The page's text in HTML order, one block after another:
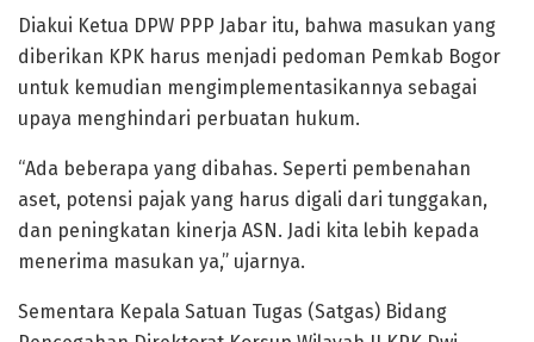
Diakui Ketua DPW PPP Jabar itu, bahwa masukan yang
diberikan KPK harus menjadi pedoman Pemkab Bogor
untuk kemudian mengimplementasikannya sebagai
upaya menghindari perbuatan hukum.
“Ada beberapa yang dibahas. Seperti pembenahan
aset, potensi pajak yang harus digali dari tunggakan,
dan peningkatan kinerja ASN. Jadi kita lebih kepada
menerima masukan ya,” ujarnya.
Sementara Kepala Satuan Tugas (Satgas) Bidang